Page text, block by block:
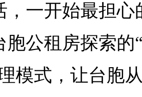
，一开始最担
胞公租房探索的
模式，让台胞